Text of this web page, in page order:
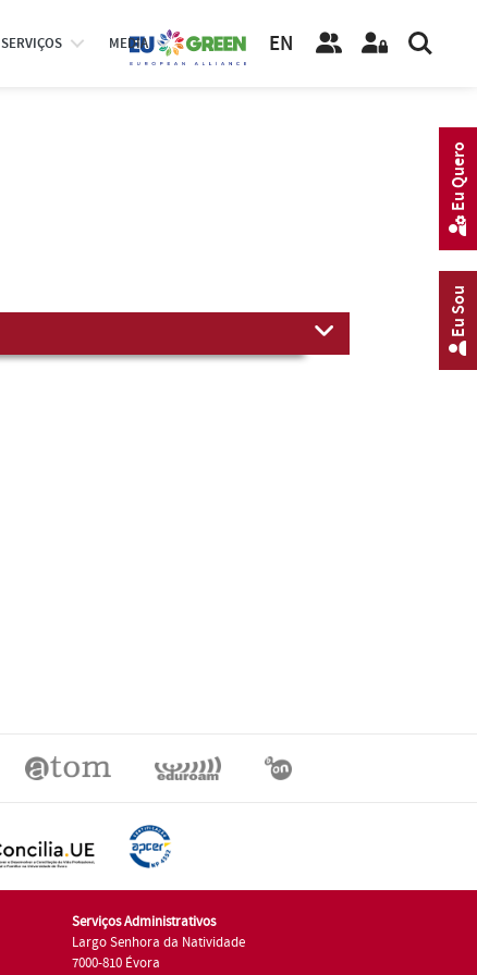
SERVIÇOS MEDIA EN
Serviços Administrativos
Largo Senhora da Natividade
7000-810 Évora
Eu Sou
Eu Quero